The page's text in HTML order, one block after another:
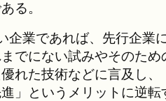
る。
企業であれば、先行企業
でにない試みやそのた
れた技術などに言及し
」というメリットに逆